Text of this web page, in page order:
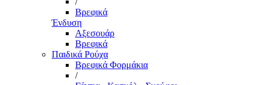
Βρεφικά
Ένδυση
Αξεσουάρ
Βρεφικά
Παιδικά Ρούχα
Βρεφικά Φορμάκια
/